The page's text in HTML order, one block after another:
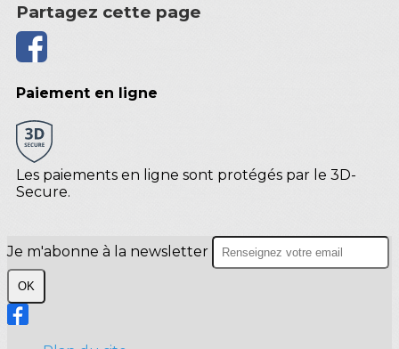
Partagez cette page
Paiement en ligne
Les paiements en ligne sont protégés par le 3D-
Secure.
Je m'abonne à la newsletter
OK